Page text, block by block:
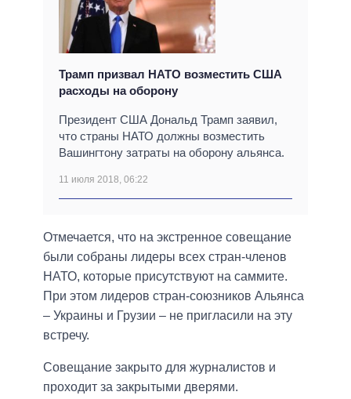
Трамп призвал НАТО возместить США
расходы на оборону
Президент США Дональд Трамп заявил,
что страны НАТО должны возместить
Вашингтону затраты на оборону альянса.
11 июля 2018, 06:22
Отмечается, что на экстренное совещание
были собраны лидеры всех стран-членов
НАТО, которые присутствуют на саммите.
При этом лидеров стран-союзников Альянса
– Украины и Грузии – не пригласили на эту
встречу.
Совещание закрыто для журналистов и
проходит за закрытыми дверями.